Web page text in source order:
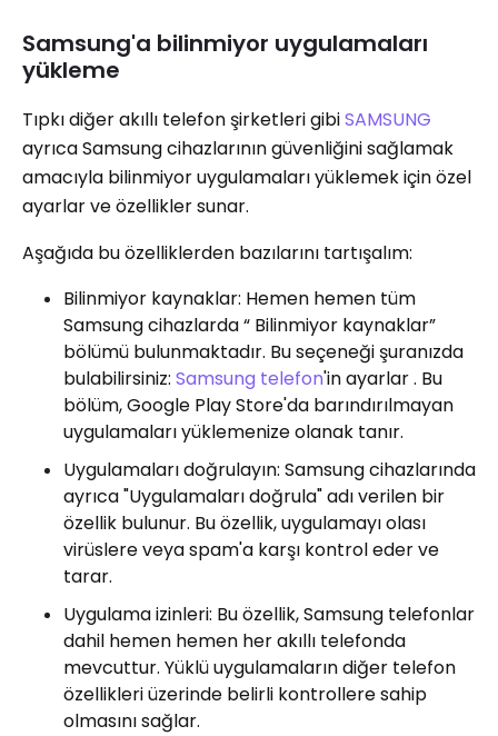
Samsung'a bilinmiyor uygulamaları
yükleme
Tıpkı diğer akıllı telefon şirketleri gibiSAMSUNG
ayrıca Samsung cihazlarının güvenliğini sağlamak
amacıyla bilinmiyor uygulamaları yüklemek için özel
ayarlar ve özellikler sunar.
Aşağıda bu özelliklerden bazılarını tartışalım:
Bilinmiyor kaynaklar: Hemen hemen tüm
Samsung cihazlarda “ Bilinmiyor kaynaklar”
bölümü bulunmaktadır. Bu seçeneği şuranızda
bulabilirsiniz: Samsung telefon'in ayarlar . Bu
bölüm, Google Play Store'da barındırılmayan
uygulamaları yüklemenize olanak tanır.
Uygulamaları doğrulayın: Samsung cihazlarında
ayrıca "Uygulamaları doğrula" adı verilen bir
özellik bulunur. Bu özellik, uygulamayı olası
virüslere veya spam'a karşı kontrol eder ve
tarar.
Uygulama izinleri: Bu özellik, Samsung telefonlar
dahil hemen hemen her akıllı telefonda
mevcuttur. Yüklü uygulamaların diğer telefon
özellikleri üzerinde belirli kontrollere sahip
olmasını sağlar.